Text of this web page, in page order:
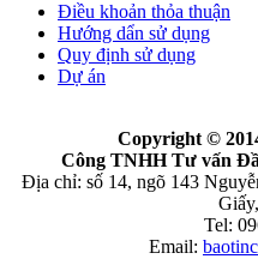
Điều khoản thỏa thuận
Hướng dẩn sử dụng
Quy định sử dụng
Dự án
Copyright ©
Công TNHH Tư vấn
Địa chỉ: số 14, ngõ 143
Tel:
Email: